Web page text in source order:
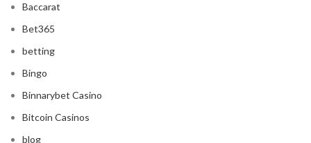
Baccarat
Bet365
betting
Bingo
Binnarybet Casino
Bitcoin Casinos
blog